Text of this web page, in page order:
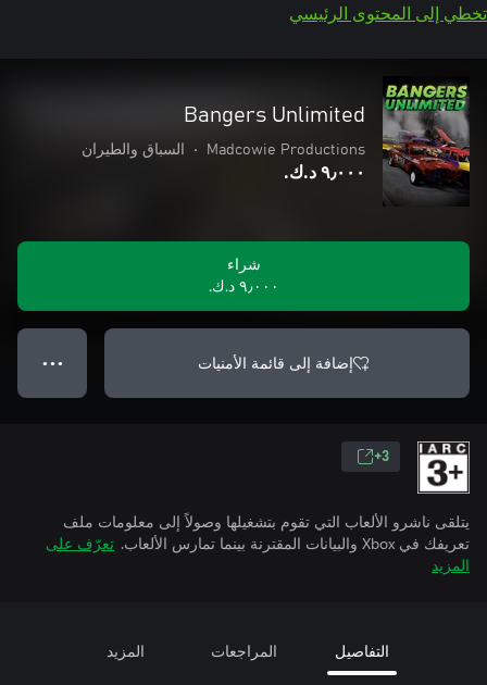
تخطي إلى المحتوى الرئيسي
Bangers Unlimited
Madcowie Productions
• السباق والطيران
٩٫٠٠٠ د.ك.‏
شراء
٩٫٠٠٠ د.ك.‏
إضافة إلى قائمة الأمنيات ● ● ●
3+
يتلقى ناشرو الألعاب التي تقوم بتشغيلها وصولاً إلى معلومات ملف
تعريفك في Xbox والبيانات المقترنة بينما تمارس الألعاب.
تعرّف على
المزيد
التفاصيل المراجعات المزيد